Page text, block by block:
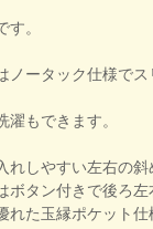
す。
ノータック仕様でス
濯もできます。
れしやすい左右の斜
ボタン付きで後ろ左
れた玉縁ポケット仕